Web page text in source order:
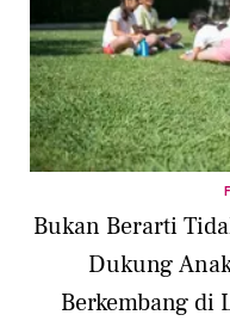
Bukan Berarti
Dukung
Berkembang di